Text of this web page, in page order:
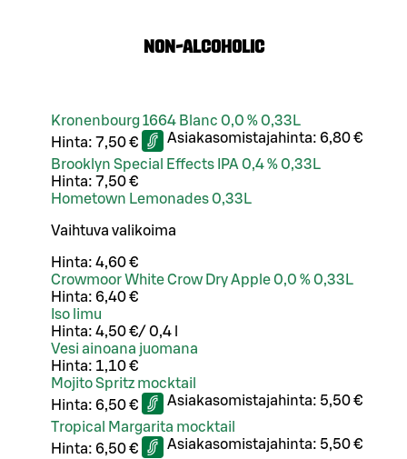
NON-ALCOHOLIC
Kronenbourg 1664 Blanc 0,0 % 0,33L
Hinta: 7,50 € Asiakasomistajahinta: 6,80 €
Brooklyn Special Effects IPA 0,4 % 0,33L
Hinta: 7,50 €
Hometown Lemonades 0,33L
Vaihtuva valikoima
Hinta: 4,60 €
Crowmoor White Crow Dry Apple 0,0 % 0,33L
Hinta: 6,40 €
Iso limu
Hinta: 4,50 €/ 0,4 l
Vesi ainoana juomana
Hinta: 1,10 €
Mojito Spritz mocktail
Hinta: 6,50 € Asiakasomistajahinta: 5,50 €
Tropical Margarita mocktail
Hinta: 6,50 € Asiakasomistajahinta: 5,50 €